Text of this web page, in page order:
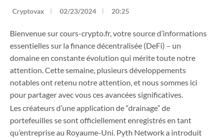
Cryptovax 02/23/2024 20:25
Bienvenue sur cours-crypto.fr, votre source d’informations
essentielles sur la finance décentralisée (DeFi) – un
domaine en constante évolution qui mérite toute notre
attention. Cette semaine, plusieurs développements
notables ont retenu notre attention, et nous sommes ici
pour partager avec vous ces avancées significatives.
Les créateurs d’une application de “drainage” de
portefeuilles se sont officiellement enregistrés en tant
qu’entreprise au Royaume-Uni. Pyth Network a introduit